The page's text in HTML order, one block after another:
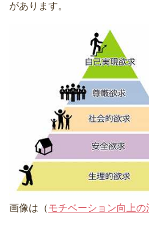
があります。
画像は（モチベーション向上の